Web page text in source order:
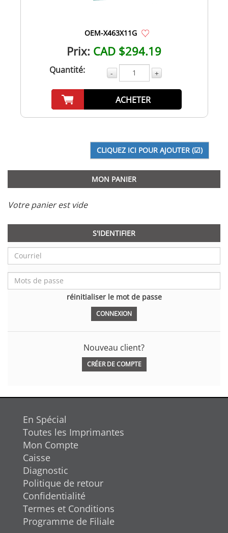
OEM-X463X11G
Prix: CAD $294.19
Quantité: - +
ACHETER
MON PANIER
Votre panier est vide
S'IDENTIFIER
réinitialiser le mot de passe
Nouveau client?
CRÉER DE COMPTE
En Spécial
Toutes les Imprimantes
Mon Compte
Caisse
Diagnostic
Politique de retour
Confidentialité
Termes et Conditions
Programme de Filiale